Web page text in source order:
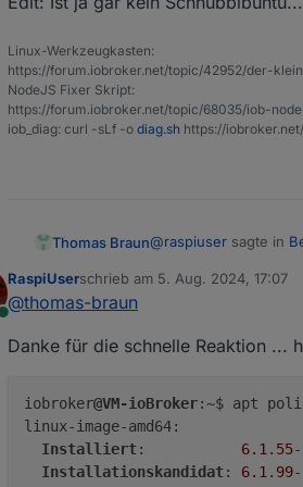
... die üblichen Updates ...
iobroker@VM-
Holen:1 http://
OK:2 http://
OK:4 https://
Es wurden 377 kB in
Paketlisten werden
iobroker@VM-
Paketlisten werden
Linux-Werkzeugkasten:
https://forum.iobroker.net/topic/42952/der-
NodeJS Fixer Skript:
https://forum.iobroker.net/topic/68035/iob-
iob_diag: curl -sLf -o diag.sh https://
Thomas Braun@raspiuser sagte in
Das ist keine
sagt? Möglich, das
Edit: Ist ja gar kein
Online
RaspiUserschrieb am 5. Aug. 2024, 17:07
zuletzt editiert von
@thomas-braun
Danke für die schnelle Reaktion ...
iobroker@VM-ioBroker:~$ apt
linux-image-amd64:
Installiert: 6.1 . 55-
Installationskandidat: 6.1 . 99-